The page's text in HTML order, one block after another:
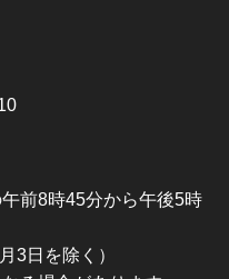
前8時45分から午後5時
3日を除く）